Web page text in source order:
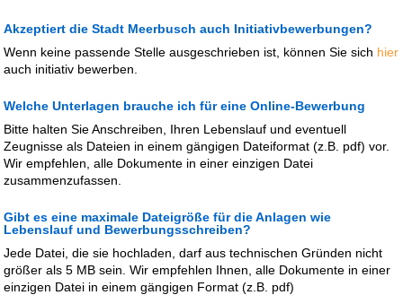
Akzeptiert die Stadt Meerbusch auch Initiativbewerbungen?
Wenn keine passende Stelle ausgeschrieben ist, können Sie sich hier
auch initiativ bewerben.
Welche Unterlagen brauche ich für eine Online-Bewerbung
Bitte halten Sie Anschreiben, Ihren Lebenslauf und eventuell
Zeugnisse als Dateien in einem gängigen Dateiformat (z.B. pdf) vor.
Wir empfehlen, alle Dokumente in einer einzigen Datei
zusammenzufassen.
Gibt es eine maximale Dateigröße für die Anlagen wie
Lebenslauf und Bewerbungsschreiben?
Jede Datei, die sie hochladen, darf aus technischen Gründen nicht
größer als 5 MB sein. Wir empfehlen Ihnen, alle Dokumente in einer
einzigen Datei in einem gängigen Format (z.B. pdf)